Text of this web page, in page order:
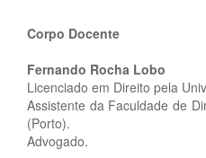
Corpo Docente
Fernando Rocha Lobo
Licenciado em Direito pela
Assistente da Faculdade de
(Porto).
Advogado.